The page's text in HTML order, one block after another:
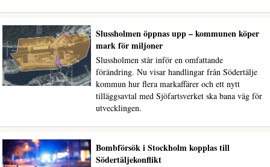
Slussholmen öppnas upp – kommunen köper
mark för miljoner
Slussholmen står inför en omfattande
förändring. Nu visar handlingar från Södertälje
kommun hur flera markaffärer och ett nytt
tilläggsavtal med Sjöfartsverket ska bana väg för
utvecklingen.
Bombförsök i Stockholm kopplas till
Södertäljekonflikt